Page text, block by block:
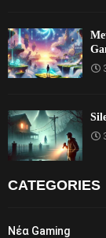
CATEGORIES
Νέα Gaming